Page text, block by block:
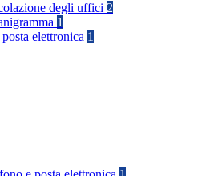
degli uffici 2
1
elettronica 1